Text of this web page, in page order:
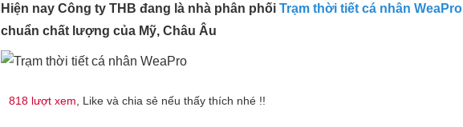
Hiện nay Công ty THB đang là nhà phân phối Trạm thời tiết cá nhân WeaPro
chuẩn chất lượng của Mỹ, Châu Âu
818 lượt xem , Like và chia sẻ nếu thấy thích nhé !!